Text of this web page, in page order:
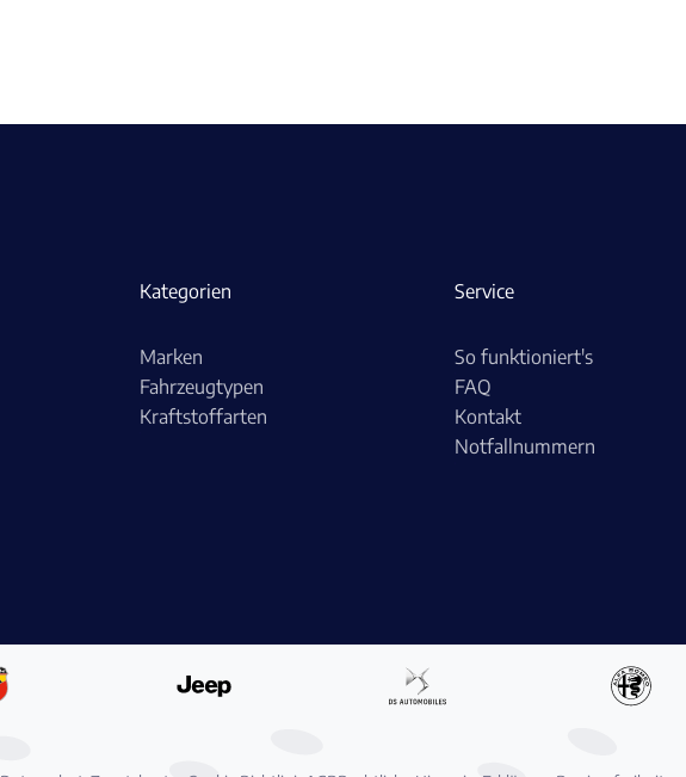
Kategorien
Marken
Fahrzeugtypen
Kraftstoffarten
Service
So funktioniert's
FAQ
Kontakt
Notfallnummern